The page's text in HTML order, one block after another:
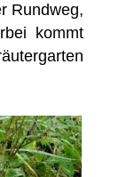
Rundweg,
kommt